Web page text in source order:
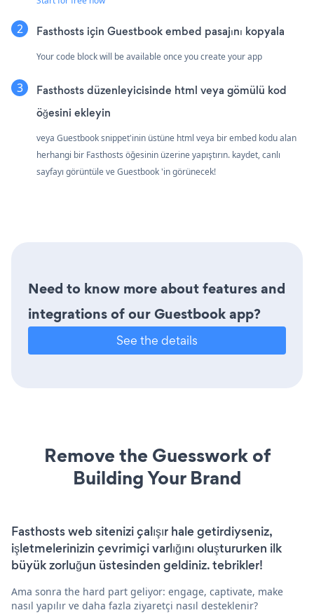
Fasthosts için Guestbook embed pasajını kopyala
Your code block will be available once you create your app
Fasthosts düzenleyicisinde html veya gömülü kod
öğesini ekleyin
veya Guestbook snippet'inin üstüne html veya bir embed kodu alan
herhangi bir Fasthosts öğesinin üzerine yapıştırın. kaydet, canlı
sayfayı görüntüle ve Guestbook 'in görünecek!
Need to know more about features and
integrations of our Guestbook app?
See the details
Remove the Guesswork of
Building Your Brand
Fasthosts web sitenizi çalışır hale getirdiyseniz,
işletmelerinizin çevrimiçi varlığını oluştururken ilk
büyük zorluğun üstesinden geldiniz. tebrikler!
Ama sonra the hard part geliyor: engage, captivate, make
nasıl yapılır ve daha fazla ziyaretçi nasıl desteklenir?